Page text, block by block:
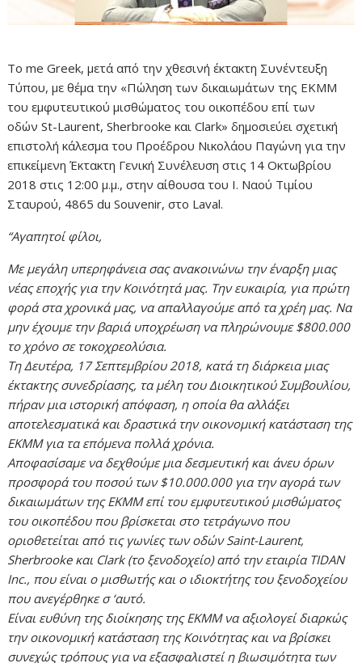
Το me Greek, μετά από την χθεσινή έκτακτη Συνέντευξη
Τύπου, με θέμα την «Πώληση των δικαιωμάτων της ΕΚΜΜ
του εμφυτευτικού μισθώματος του οικοπέδου επί των
οδών St-Laurent, Sherbrooke και Clark» δημοσιεύει σχετική
επιστολή κάλεσμα του Προέδρου Νικολάου Παγώνη για την
επικείμενη Έκτακτη Γενική Συνέλευση στις 14 Οκτωβρίου
2018 στις 12:00 μ.μ., στην αίθουσα του Ι. Ναού Τιμίου
Σταυρού, 4865 du Souvenir, στο Laval.
“Αγαπητοί φίλοι,
Με μεγάλη υπερηφάνεια σας ανακοινώνω την έναρξη μιας
νέας εποχής για την Κοινότητά μας. Την ευκαιρία, για πρώτη
φορά στα χρονικά μας, να απαλλαγούμε από τα χρέη μας. Να
μην έχουμε την βαριά υποχρέωση να πληρώνουμε $800.000
το χρόνο σε τοκοχρεολύσια.
Τη Δευτέρα, 17 Σεπτεμβρίου 2018, κατά τη διάρκεια μιας
έκτακτης συνεδρίασης, τα μέλη του Διοικητικού Συμβουλίου,
πήραν μια ιστορική απόφαση, η οποία θα αλλάξει
αποτελεσματικά και δραστικά την οικονομική κατάσταση της
ΕΚΜΜ για τα επόμενα πολλά χρόνια.
Αποφασίσαμε να δεχθούμε μια δεσμευτική και άνευ όρων
προσφορά του ποσού των $10.000.000 για την αγορά των
δικαιωμάτων της ΕΚΜΜ επί του εμφυτευτικού μισθώματος
του οικοπέδου που βρίσκεται στο τετράγωνο που
οριοθετείται από τις γωνίες των οδών Saint-Laurent,
Sherbrooke και Clark (το ξενοδοχείο) από την εταιρία TIDAN
Inc., που είναι ο μισθωτής και ο ιδιοκτήτης του ξενοδοχείου
που ανεγέρθηκε σ ‘αυτό.
Είναι ευθύνη της διοίκησης της ΕΚΜΜ να αξιολογεί διαρκώς
την οικονομική κατάσταση της Κοινότητας και να βρίσκει
συνεχώς τρόπους για να εξασφαλιστεί η βιωσιμότητα των